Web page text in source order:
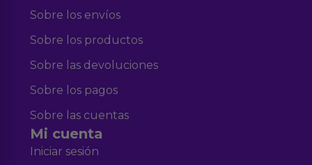
Sobre los envíos
Sobre los productos
Sobre las devoluciones
Sobre los pagos
Sobre las cuentas
Mi cuenta
Iniciar sesión